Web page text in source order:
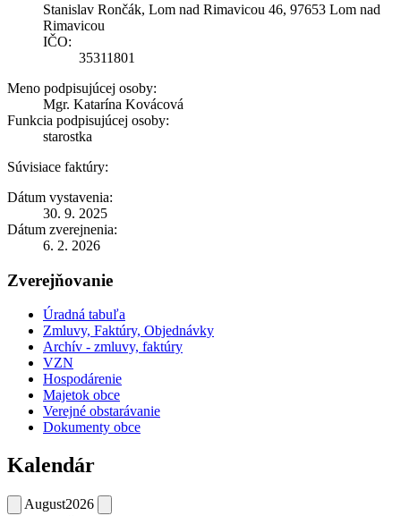
Stanislav Rončák, Lom nad Rimavicou 46, 97653 Lom nad
Rimavicou
IČO:
35311801
Meno podpisujúcej osoby:
Mgr. Katarína Kovácová
Funkcia podpisujúcej osoby:
starostka
Súvisiace faktúry:
Dátum vystavenia:
30. 9. 2025
Dátum zverejnenia:
6. 2. 2026
Zverejňovanie
Úradná tabuľa
Zmluvy, Faktúry, Objednávky
Archív - zmluvy, faktúry
VZN
Hospodárenie
Majetok obce
Verejné obstarávanie
Dokumenty obce
Kalendár
August2026